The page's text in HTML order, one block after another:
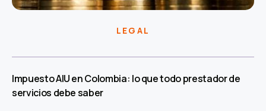
LEGAL
Impuesto AIU en Colombia: lo que todo prestador de
servicios debe saber